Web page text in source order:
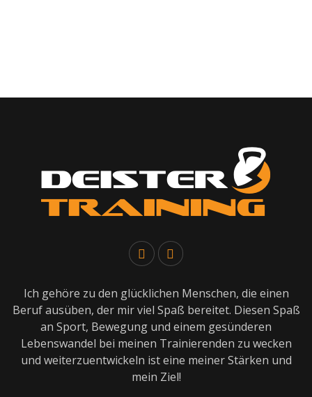
Ich gehöre zu den glücklichen Menschen, die einen
Beruf ausüben, der mir viel Spaß bereitet. Diesen Spaß
an Sport, Bewegung und einem gesünderen
Lebenswandel bei meinen Trainierenden zu wecken
und weiterzuentwickeln ist eine meiner Stärken und
mein Ziel!